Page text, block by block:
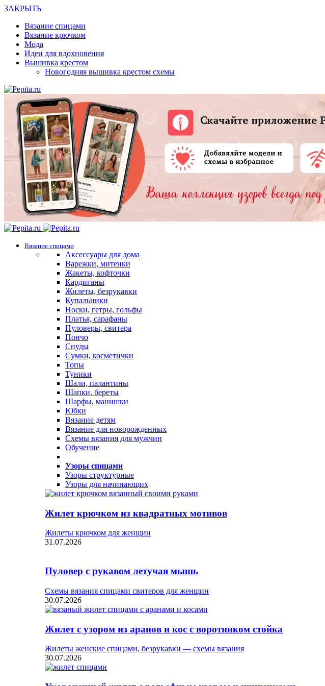
ЗАКРЫТЬ
Вязание спицами
Вязание крючком
Мода
Идеи для вдохновения
Вышивка крестом
Новогодняя вышивка крестом схемы
Вязание спицами
Аксессуары для дома
Варежки, митенки
Жакеты, кофточки
Кардиганы
Жилеты, безрукавки
Купальники
Носки, гетры, гольфы
Платья, сарафаны
Пуловеры, свитера
Пончо
Снуды
Сумки, косметички
Топы
Туники
Шали, палантины
Шапки, береты
Шарфы, манишки
Юбки
Вязание детям
Вязание для новорожденных
Схемы вязания для мужчин
Обучение
Узоры спицами
Узоры структурные
Узоры для начинающих
Жилет крючком из квадратных мотивов
Жилеты крючком для женщин
31.07.2026
Пуловер с рукавом летучая мышь
Схемы вязания спицами свитеров для женщин
30.07.2026
Жилет с узором из аранов и кос с воротником стойка
Жилеты женские спицами, безрукавки — схемы вязания
30.07.2026